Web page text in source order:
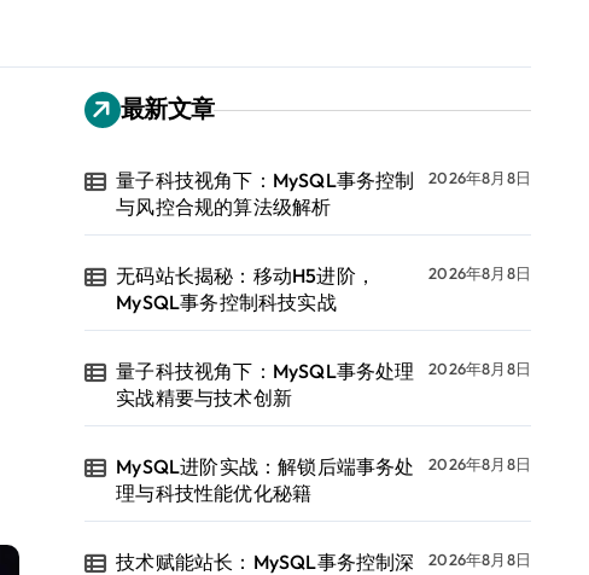
最新文章
量子科技视角下：MySQL事务控制
与风控合规的算法级解析
2026年8月8日
无码站长揭秘：移动H5进阶，
MySQL事务控制科技实战
2026年8月8日
量子科技视角下：MySQL事务处理
实战精要与技术创新
2026年8月8日
MySQL进阶实战：解锁后端事务处
理与科技性能优化秘籍
2026年8月8日
技术赋能站长：MySQL事务控制深
2026年8月8日